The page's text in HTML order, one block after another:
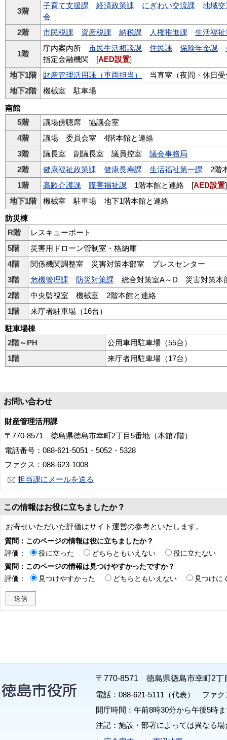
3階
子育て支援課 経済政策課 にぎわい交流課
地域
会
2階
市民税課 資産税課 納税課 人権推進課 生活福
1階
庁内案内所 市民生活相談課 住民課 保険年金課
指定金融機関 [AED設置]
地下1階
財産管理活用課（車両担当）
当直室（夜間・休日
地下2階
機械室 駐車場
南館
5階
議場傍聴席 協議会室
4階
議場 委員会室 4階本館と連絡
3階
議長室 副議長室 議員控室 議会事務局
2階
健康福祉政策課 健康長寿課 生活福祉第一課 2階
1階
高齢介護課 障害福祉課 1階本館と連絡 [AED設置]
地下1階
機械室 駐車場 地下1階本館と連絡
防災棟
R階
レスキューポート
5階
災害用ドローン管制室・格納庫
4階
関係機関調整室 災害対策本部室 プレスセンター
3階
危機管理課 防災対策課 総合対策室A～D 災害対策本
2階
中央監視室 機械室 2階本館と連絡
1階
来庁者駐車場（16台）
駐車場棟
2階～PH
公用車用駐車場（55台）
1階
来庁者用駐車場（17台）
お問い合わせ
財産管理活用課
〒770-8571 徳島県徳島市幸町2丁目5番地（本館7階）
電話番号：088-621-5051・5052・5328
ファクス：088-623-1008
担当課にメールを送る
この情報はお役に立ちましたか？
お寄せいただいた評価はサイト運営の参考といたします。
質問：このページの情報は役に立ちましたか？
評価：
役に立った どちらともいえない
役に立たない
質問：このページの情報は見つけやすかったですか？
評価：
見つけやすかった どちらともいえない 見つけに
〒770-8571 徳島県徳島市幸町2丁
電話：088-621-5111（代表） ファク
開庁時間：午前8時30分から午後5時
注記：施設・部署によっては異なる